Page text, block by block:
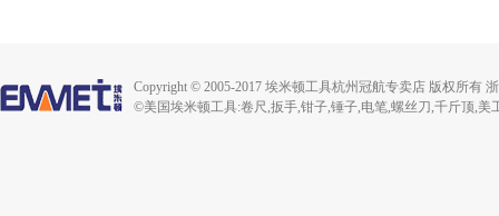
Copyright © 2005-2017 埃米顿工具杭州冠航专卖店 版权所有
©美国埃米顿工具:卷尺,扳手,钳子,锤子,电笔,螺丝刀,千斤顶,